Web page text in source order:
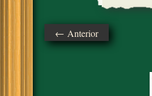
← Anterior